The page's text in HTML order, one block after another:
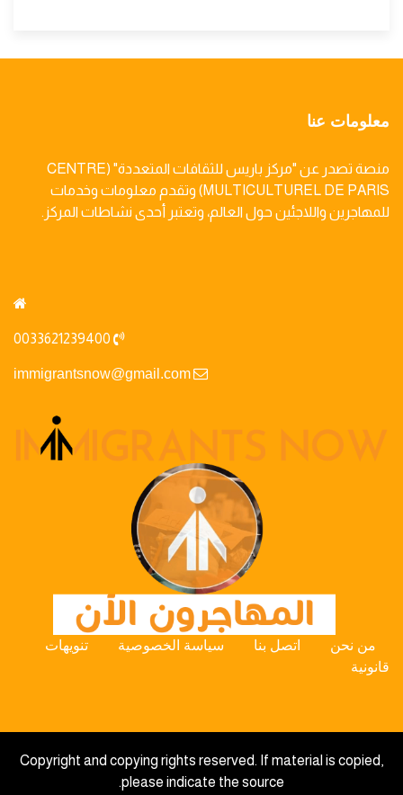
معلومات عنا
منصة تصدر عن "مركز باريس للثقافات المتعددة" (CENTRE
MULTICULTUREL DE PARIS) وتقدم معلومات وخدمات
للمهاجرين واللاجئين حول العالم، وتعتبر أحدى نشاطات المركز.
immigrantsnow@gmail.com
من نحن اتصل بنا سياسة الخصوصية
تنويهات
قانونية
Copyright and copying rights reserved. If material is copied,
please indicate the source.